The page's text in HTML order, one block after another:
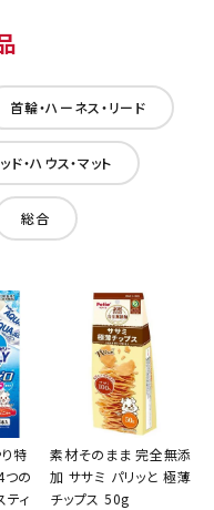
首輪・ハーネス・リード
ド・ハウス・マット
総合
特
つの
ィ
素材そのまま 完全無添
加 ササミ パリッと 極薄
チップス 50g